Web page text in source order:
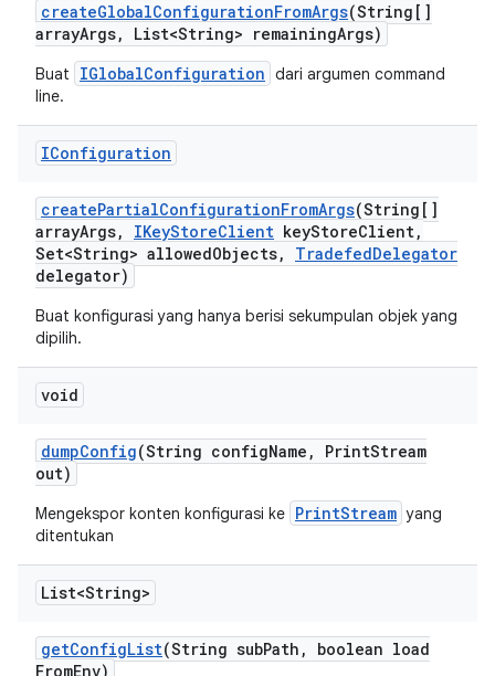
createGlobalConfigurationFromArgs(String[]
arrayArgs, List<String> remainingArgs)
Buat IGlobalConfiguration dari argumen command
line.
IConfiguration
createPartialConfigurationFromArgs(String[]
arrayArgs, IKeyStoreClient keyStoreClient,
Set<String> allowedObjects, TradefedDelegator
delegator)
Buat konfigurasi yang hanya berisi sekumpulan objek yang
dipilih.
void
dumpConfig(String configName , PrintStream
out)
Mengekspor konten konfigurasi ke PrintStream yang
ditentukan
List<String>
getConfigList(String subPath ,
boolean load
FromEnv)